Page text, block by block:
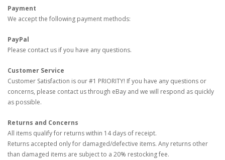
Payment
We accept the following payment methods:
PayPal
Please contact us if you have any questions.
Customer Service
Customer Satisfaction is our #1 PRIORITY! If you have any questions or
concerns, please contact us through eBay and we will respond as quickly
as possible.
Returns and Concerns
All items qualify for returns within 14 days of receipt.
Returns accepted only for damaged/defective items. Any returns other
than damaged items are subject to a 20% restocking fee.